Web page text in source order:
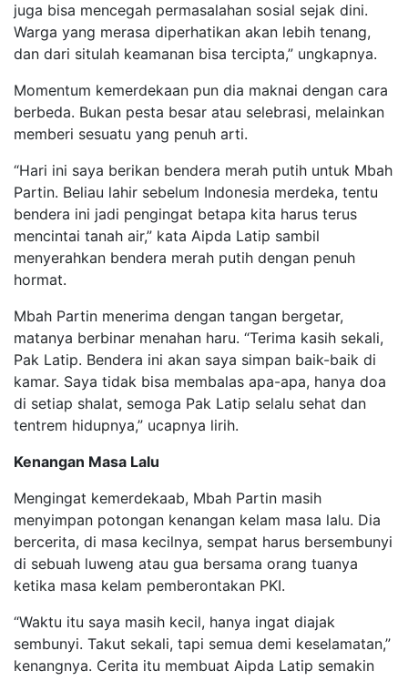
juga bisa mencegah permasalahan sosial sejak dini.
Warga yang merasa diperhatikan akan lebih tenang,
dan dari situlah keamanan bisa tercipta,” ungkapnya.
Momentum kemerdekaan pun dia maknai dengan cara
berbeda. Bukan pesta besar atau selebrasi, melainkan
memberi sesuatu yang penuh arti.
“Hari ini saya berikan bendera merah putih untuk Mbah
Partin. Beliau lahir sebelum Indonesia merdeka, tentu
bendera ini jadi pengingat betapa kita harus terus
mencintai tanah air,” kata Aipda Latip sambil
menyerahkan bendera merah putih dengan penuh
hormat.
Mbah Partin menerima dengan tangan bergetar,
matanya berbinar menahan haru. “Terima kasih sekali,
Pak Latip. Bendera ini akan saya simpan baik-baik di
kamar. Saya tidak bisa membalas apa-apa, hanya doa
di setiap shalat, semoga Pak Latip selalu sehat dan
tentrem hidupnya,” ucapnya lirih.
Kenangan Masa Lalu
Mengingat kemerdekaab, Mbah Partin masih
menyimpan potongan kenangan kelam masa lalu. Dia
bercerita, di masa kecilnya, sempat harus bersembunyi
di sebuah luweng atau gua bersama orang tuanya
ketika masa kelam pemberontakan PKI.
“Waktu itu saya masih kecil, hanya ingat diajak
sembunyi. Takut sekali, tapi semua demi keselamatan,”
kenangnya. Cerita itu membuat Aipda Latip semakin